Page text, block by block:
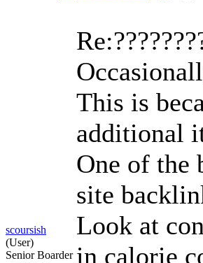
scoursish
(User)
Senior Boarder
This is
additional
One of the
site
Look at
in calorie